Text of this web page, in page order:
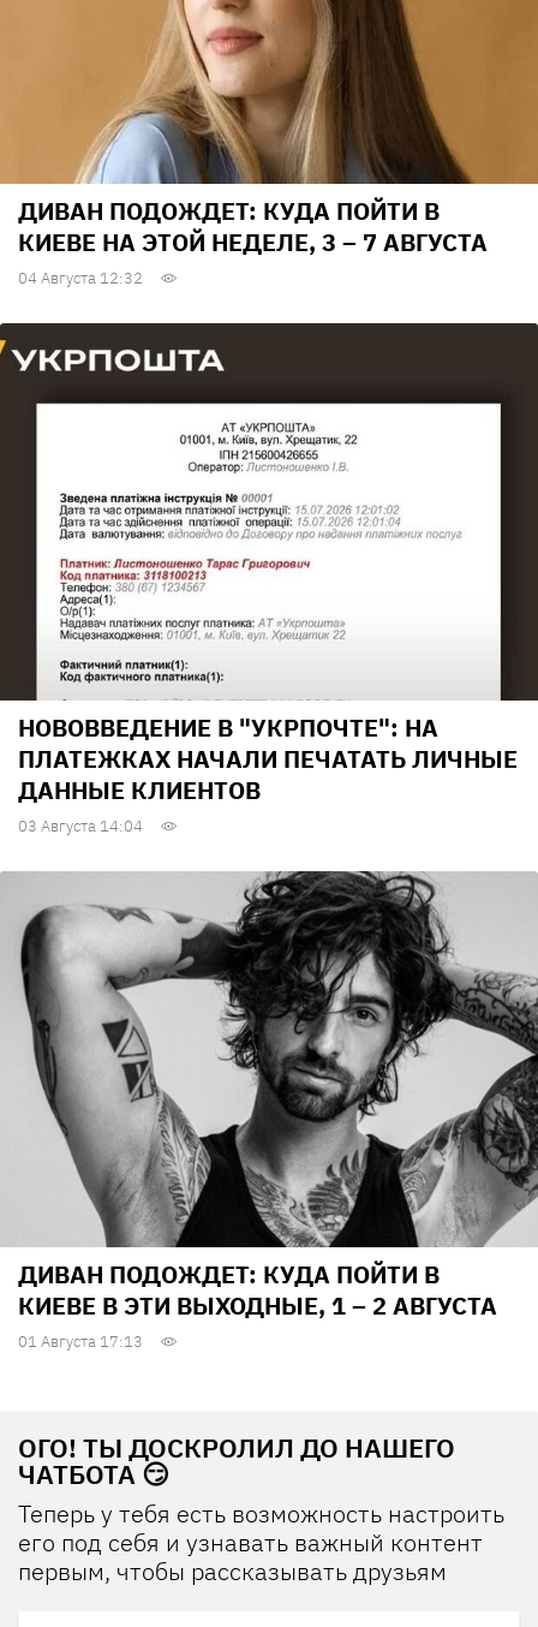
ДИВАН ПОДОЖДЕТ: КУДА ПОЙТИ В
КИЕВЕ НА ЭТОЙ НЕДЕЛЕ, 3 – 7 АВГУСТА
04 Августа 12:32
НОВОВВЕДЕНИЕ В "УКРПОЧТЕ": НА
ПЛАТЕЖКАХ НАЧАЛИ ПЕЧАТАТЬ ЛИЧНЫЕ
ДАННЫЕ КЛИЕНТОВ
03 Августа 14:04
ДИВАН ПОДОЖДЕТ: КУДА ПОЙТИ В
КИЕВЕ В ЭТИ ВЫХОДНЫЕ, 1 – 2 АВГУСТА
01 Августа 17:13
ОГО! ТЫ ДОСКРОЛИЛ ДО НАШЕГО
ЧАТБОТА 😏
Теперь у тебя есть возможность настроить
его под себя и узнавать важный контент
первым, чтобы рассказывать друзьям